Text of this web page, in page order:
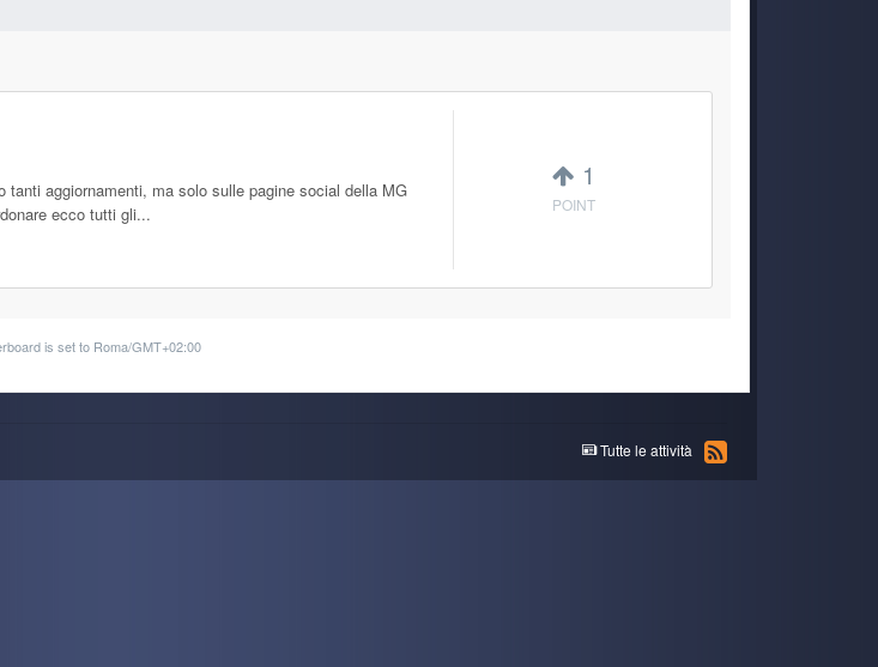
1
POINT
aggiornamenti, ma solo sulle pagine social della MG
ecco tutti gli...
is set to Roma/GMT+02:00
Tutte le attività